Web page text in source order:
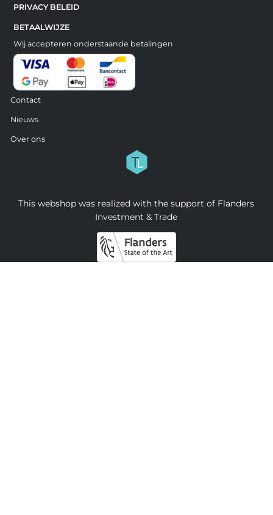
PRIVACY BELEID
BETAALWIJZE
Wij accepteren onderstaande betalingen
Contact
Nieuws
Over ons
This webshop was realized with the support of Flanders
Investment & Trade